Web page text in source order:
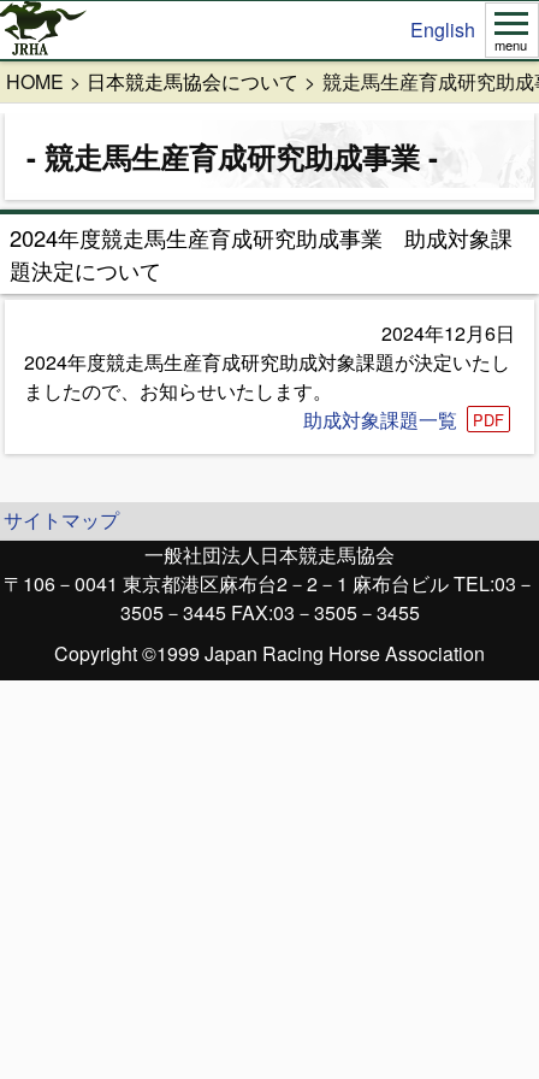
English
menu
HOME 日本競走馬協会について 競走馬生産育成研究助
競走馬生産育成研究助成事業
2024年度競走馬生産育成研究助成事業 助成対象課
題決定について
2024年12月6日
2024年度競走馬生産育成研究助成対象課題が決定いたし
ましたので、お知らせいたします。
助成対象課題一覧
サイトマップ
一般社団法人日本競走馬協会
〒106－0041 東京都港区麻布台2－2－1 麻布台ビル TEL:03－
3505－3445 FAX:03－3505－3455
Copyright ©1999 Japan Racing Horse Association